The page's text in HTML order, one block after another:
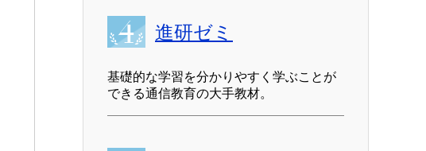
進研ゼミ
基礎的な学習を分かりやすく学ぶことが
できる通信教育の大手教材。